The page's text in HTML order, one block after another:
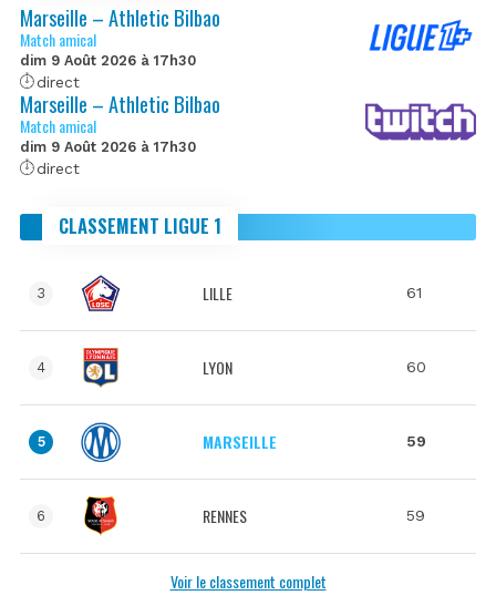
Marseille – Athletic Bilbao
Match amical
dim 9 Août 2026 à 17h30
direct
Marseille – Athletic Bilbao
Match amical
dim 9 Août 2026 à 17h30
direct
CLASSEMENT LIGUE 1
3 LILLE 61
4 LYON 60
5 MARSEILLE 59
6 RENNES 59
Voir le classement complet